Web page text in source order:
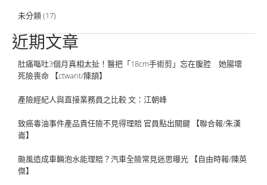
未分類(17)
近期文章
肚痛嘔吐3個月真相太扯！醫把「18cm手術剪」忘在腹腔 她腸壞
死險喪命 【ctwant/陳頡】
產險經紀人與直接業務員之比較 文：江朝峰
致癌毒油事件產品責任險不見得理賠 官員點出關鍵 【聯合報/朱漢
崙】
颱風造成車輛泡水能理賠？汽車全險常見迷思曝光 【自由時報/陳英
傑】